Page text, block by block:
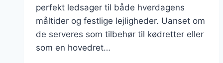
perfekt ledsager til både hverdagens
måltider og festlige lejligheder. Uanset om
de serveres som tilbehør til kødretter eller
som en hovedret…